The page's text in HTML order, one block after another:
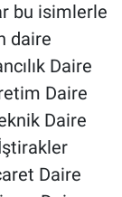
bu isimlerle
daire
Daire
Daire
Daire
Daire